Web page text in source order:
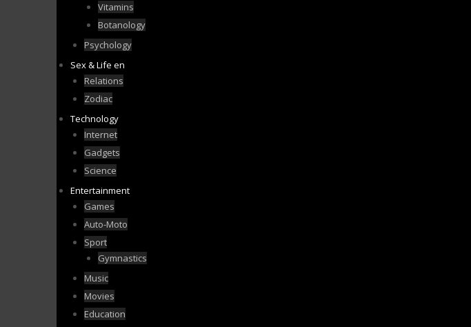
Vitamins
Botanology
Psychology
Sex & Life en
Relations
Zodiac
Technology
Internet
Gadgets
Science
Entertainment
Games
Auto-Moto
Sport
Gymnastics
Music
Movies
Education